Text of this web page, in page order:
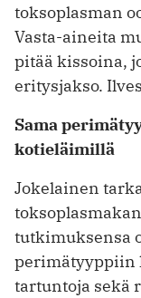
toksoplasman
Vasta-aineita
pitää kissoina,
eritysjakso.
Sama
kotieläimillä
Jokelainen
tutkimuksensa
perimätyyppiin
tartuntoja sekä